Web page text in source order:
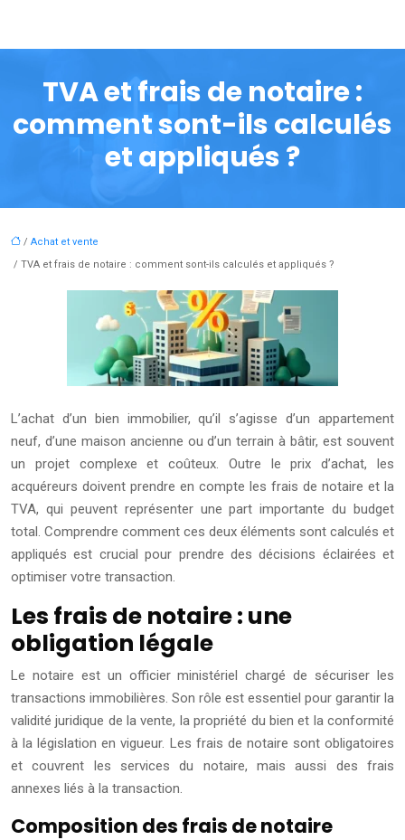
TVA et frais de notaire :
comment sont-ils calculés
et appliqués ?
/ Achat et vente
/ TVA et frais de notaire : comment sont-ils calculés et appliqués ?
L’achat d’un bien immobilier, qu’il s’agisse d’un appartement
neuf, d’une maison ancienne ou d’un terrain à bâtir, est souvent
un projet complexe et coûteux. Outre le prix d’achat, les
acquéreurs doivent prendre en compte les frais de notaire et la
TVA, qui peuvent représenter une part importante du budget
total. Comprendre comment ces deux éléments sont calculés et
appliqués est crucial pour prendre des décisions éclairées et
optimiser votre transaction.
Les frais de notaire : une
obligation légale
Le notaire est un officier ministériel chargé de sécuriser les
transactions immobilières. Son rôle est essentiel pour garantir la
validité juridique de la vente, la propriété du bien et la conformité
à la législation en vigueur. Les frais de notaire sont obligatoires
et couvrent les services du notaire, mais aussi des frais
annexes liés à la transaction.
Composition des frais de notaire